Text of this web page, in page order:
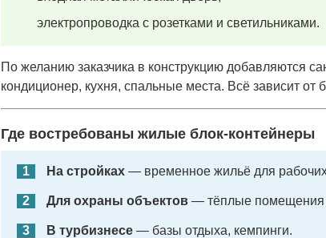
электропроводка с розетками и светильниками.
По желанию заказчика в конструкцию добавляются
кондиционер, кухня, спальные места. Всё зависит от
Где востребованы жилые блок-контейнеры
На стройках— временное жильё для
Для охраны объектов— тёплые помещения
В турбизнесе— базы отдыха, кемпинги.